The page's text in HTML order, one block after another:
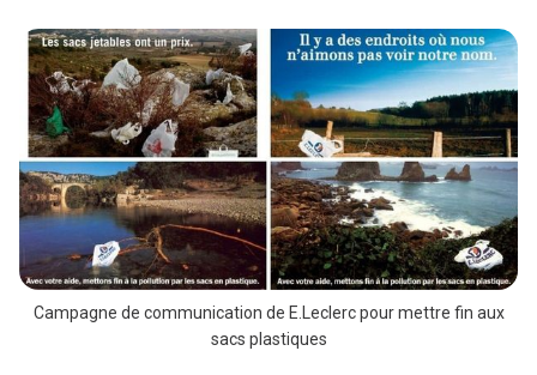
Campagne de communication de E.Leclerc pour mettre fin aux
sacs plastiques